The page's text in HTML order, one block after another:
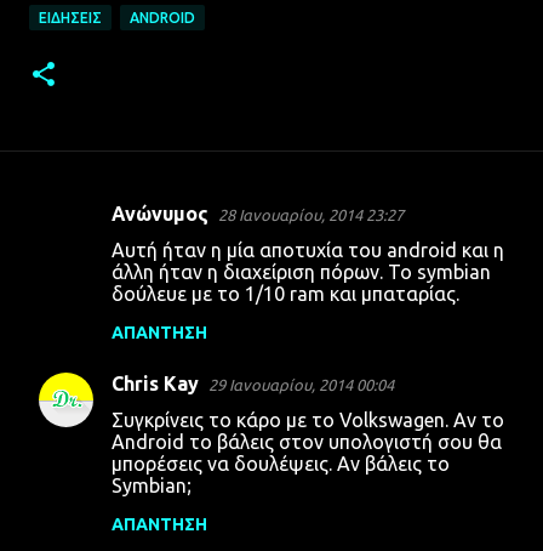
ΕΙΔΉΣΕΙΣ ANDROID
α
Ανώνυμος 28 Ιανουαρίου, 2014 23:27
Αυτή ήταν η μία αποτυχία του android και η
άλλη ήταν η διαχείριση πόρων. Το symbian
δούλευε με το 1/10 ram και μπαταρίας.
ΑΠΆΝΤΗΣΗ
Chris Kay 29 Ιανουαρίου, 2014 00:04
Συγκρίνεις το κάρο με το Volkswagen. Αν το
Android το βάλεις στον υπολογιστή σου θα
μπορέσεις να δουλέψεις. Αν βάλεις το
Symbian;
ΑΠΆΝΤΗΣΗ